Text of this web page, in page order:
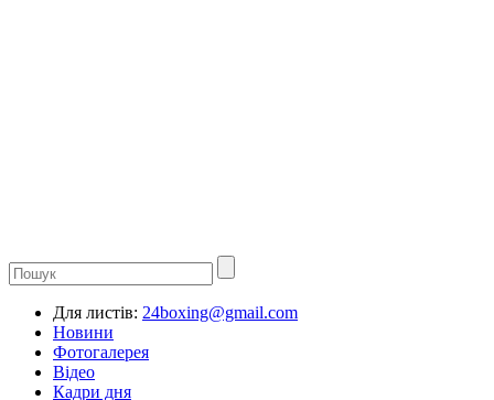
Для листів: 24boxing@gmail.com
Новини
Фотогалерея
Відео
Кадри дня